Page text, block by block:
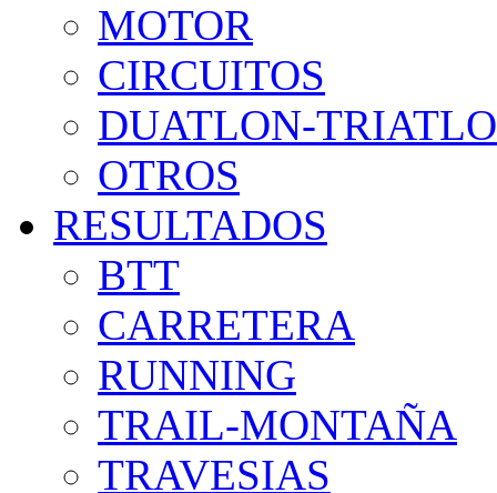
MOTOR
CIRCUITOS
DUATLON-
OTROS
RESULTADOS
BTT
CARRETERA
RUNNING
TRAIL-MONTAÑA
TRAVESIAS